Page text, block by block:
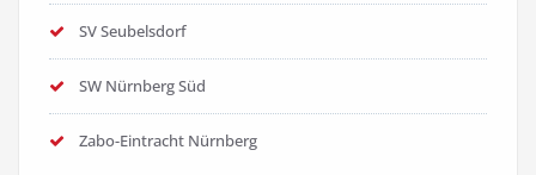
SV Seubelsdorf
SW Nürnberg Süd
Zabo-Eintracht Nürnberg